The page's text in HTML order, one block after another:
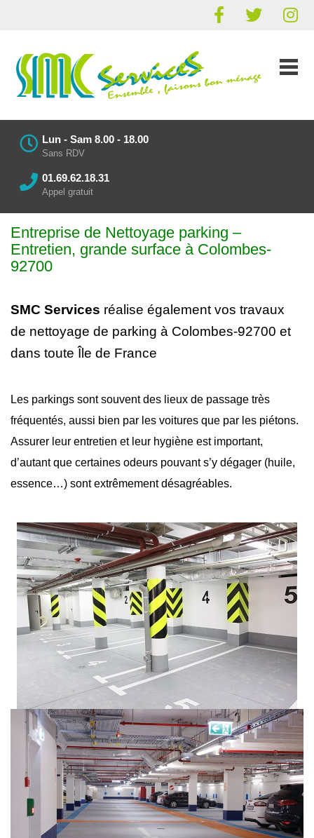
Lun - Sam 8.00 - 18.00
Sans RDV
01.69.62.18.31
Appel gratuit
Entreprise de Nettoyage parking –
Entretien, grande surface à Colombes-
92700
SMC Services réalise également vos travaux
de nettoyage de parking à Colombes-92700 et
dans toute Île de France
Les parkings sont souvent des lieux de passage très
fréquentés, aussi bien par les voitures que par les piétons.
Assurer leur entretien et leur hygiène est important,
d’autant que certaines odeurs pouvant s’y dégager (huile,
essence…) sont extrêmement désagréables.